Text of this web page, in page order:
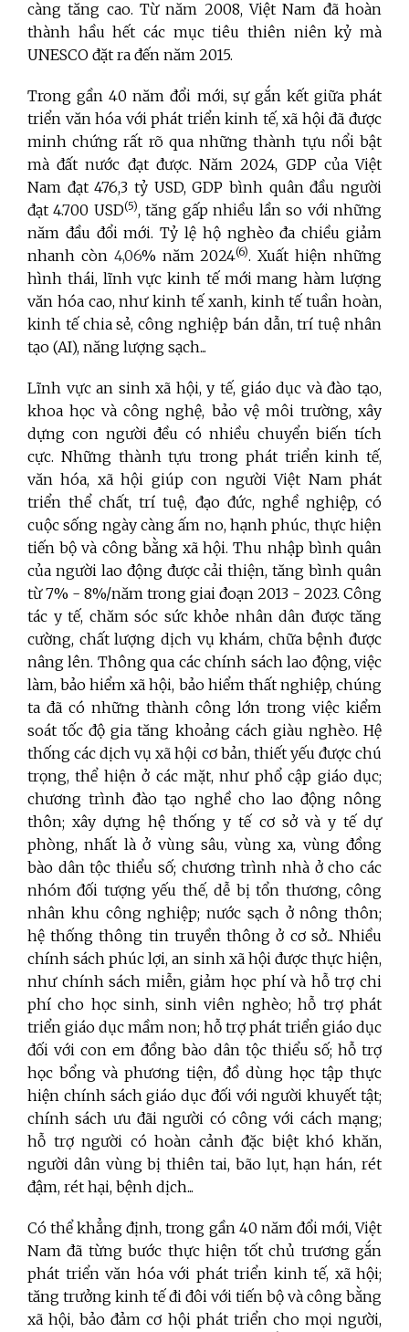
càng tăng cao. Từ năm 2008, Việt Nam đã hoàn
thành hầu hết các mục tiêu thiên niên kỷ mà
UNESCO đặt ra đến năm 2015.
Trong gần 40 năm đổi mới, sự gắn kết giữa phát
triển văn hóa với phát triển kinh tế, xã hội đã được
minh chứng rất rõ qua những thành tựu nổi bật
mà đất nước đạt được. Năm 2024, GDP của Việt
Nam đạt 476,3 tỷ USD, GDP bình quân đầu người
đạt 4.700 USD(5), tăng gấp nhiều lần so với những
năm đầu đổi mới. Tỷ lệ hộ nghèo đa chiều giảm
nhanh còn 4,06% năm 2024(6). Xuất hiện những
hình thái, lĩnh vực kinh tế mới mang hàm lượng
văn hóa cao, như kinh tế xanh, kinh tế tuần hoàn,
kinh tế chia sẻ, công nghiệp bán dẫn, trí tuệ nhân
tạo (AI), năng lượng sạch...
Lĩnh vực an sinh xã hội, y tế, giáo dục và đào tạo,
khoa học và công nghệ, bảo vệ môi trường, xây
dựng con người đều có nhiều chuyển biến tích
cực. Những thành tựu trong phát triển kinh tế,
văn hóa, xã hội giúp con người Việt Nam phát
triển thể chất, trí tuệ, đạo đức, nghề nghiệp, có
cuộc sống ngày càng ấm no, hạnh phúc, thực hiện
tiến bộ và công bằng xã hội.Thu nhập bình quân
của người lao động được cải thiện, tăng bình quân
từ 7% - 8%/năm trong giai đoạn 2013 - 2023. Công
tác y tế, chăm sóc sức khỏe nhân dân được tăng
cường, chất lượng dịch vụ khám, chữa bệnh được
nâng lên. Thông qua các chính sách lao động, việc
làm, bảo hiểm xã hội, bảo hiểm thất nghiệp, chúng
ta đã có những thành công lớn trong việc kiểm
soát tốc độ gia tăng khoảng cách giàu nghèo.Hệ
thống các dịch vụ xã hội cơ bản, thiết yếu được chú
trọng, thể hiện ở các mặt, như phổ cập giáo dục;
chương trình đào tạo nghề cho lao động nông
thôn; xây dựng hệ thống y tế cơ sở và y tế dự
phòng, nhất là ở vùng sâu, vùng xa, vùng đồng
bào dân tộc thiểu số; chương trình nhà ở cho các
nhóm đối tượng yếu thế, dễ bị tổn thương, công
nhân khu công nghiệp; nước sạch ở nông thôn;
hệ thống thông tin truyền thông ở cơ sở... Nhiều
chính sách phúc lợi, an sinh xã hội được thực hiện,
như chính sách miễn, giảm học phí và hỗ trợ chi
phí cho học sinh, sinh viên nghèo; hỗ trợ phát
triển giáo dục mầm non; hỗ trợ phát triển giáo dục
đối với con em đồng bào dân tộc thiểu số; hỗ trợ
học bổng và phương tiện, đồ dùng học tập thực
hiện chính sách giáo dục đối với người khuyết tật;
chính sách ưu đãi người có công với cách mạng;
hỗ trợ người có hoàn cảnh đặc biệt khó khăn,
người dân vùng bị thiên tai, bão lụt, hạn hán, rét
đậm, rét hại, bệnh dịch...
Có thể khẳng định, trong gần 40 năm đổi mới, Việt
Nam đã từng bước thực hiện tốt chủ trương gắn
phát triển văn hóa với phát triển kinh tế, xã hội;
tăng trưởng kinh tế đi đôi với tiến bộ và công bằng
xã hội, bảo đảm cơ hội phát triển cho mọi người,